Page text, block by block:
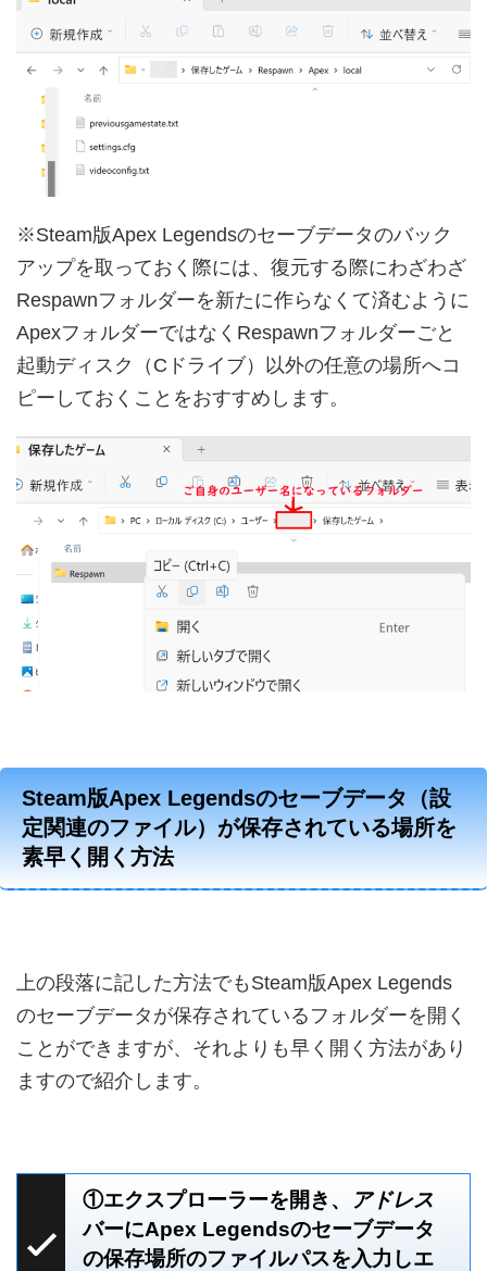
※Steam版Apex Legendsのセーブデータのバック
アップを取っておく際には、復元する際にわざわざ
Respawnフォルダーを新たに作らなくて済むように
ApexフォルダーではなくRespawnフォルダーごと
起動ディスク（Cドライブ）以外の任意の場所へコ
ピーしておくことをおすすめします。
Steam版Apex Legendsのセーブデータ（設
定関連のファイル）が保存されている場所を
素早く開く方法
上の段落に記した方法でもSteam版Apex Legends
のセーブデータが保存されているフォルダーを開く
ことができますが、それよりも早く開く方法があり
ますので紹介します。
①エクスプローラーを開き、
アドレス
バーにApex Legendsのセーブデータ
の保存場所のファイルパスを入力しエ